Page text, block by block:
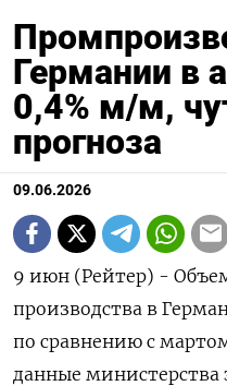
Германии в
0,4%​​​ м/м,
прогноза
09.06.2026
9 июн (Рейтер) -
производства ​в
​по ‌сравнению с
данные ‌министерства